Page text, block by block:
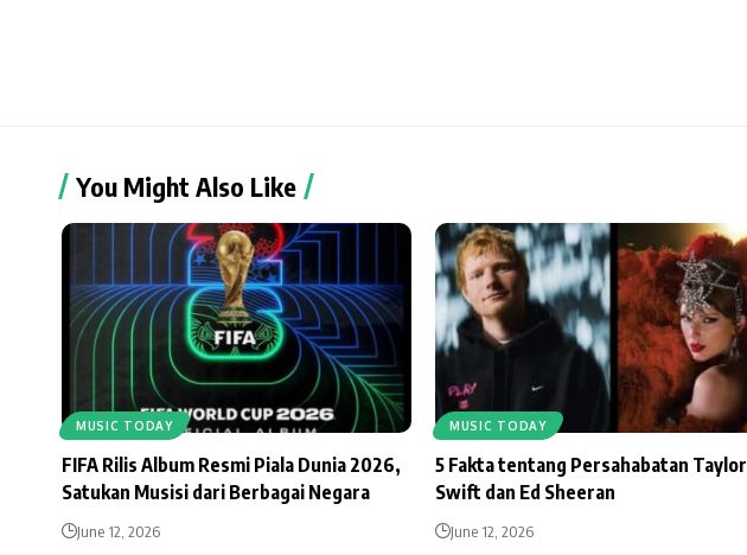
You Might Also Like
MUSIC TODAY
FIFA Rilis Album Resmi Piala Dunia 2026,
Satukan Musisi dari Berbagai Negara
June 12, 2026
MUSIC TODAY
5 Fakta tentang Persahabatan Taylor
Swift dan Ed Sheeran
June 12, 2026